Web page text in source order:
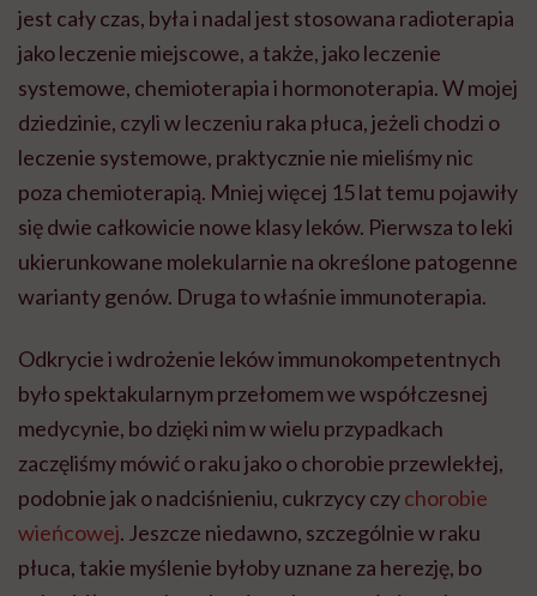
jest cały czas, była i nadal jest stosowana radioterapia
jako leczenie miejscowe, a także, jako leczenie
systemowe, chemioterapia i hormonoterapia. W mojej
dziedzinie, czyli w leczeniu raka płuca, jeżeli chodzi o
leczenie systemowe, praktycznie nie mieliśmy nic
poza chemioterapią. Mniej więcej 15 lat temu pojawiły
się dwie całkowicie nowe klasy leków. Pierwsza to leki
ukierunkowane molekularnie na określone patogenne
warianty genów. Druga to właśnie immunoterapia.
Odkrycie i wdrożenie leków immunokompetentnych
było spektakularnym przełomem we współczesnej
medycynie, bo dzięki nim w wielu przypadkach
zaczęliśmy mówić o raku jako o chorobie przewlekłej,
podobnie jak o nadciśnieniu, cukrzycy czychorobie
wieńcowej. Jeszcze niedawno, szczególnie w raku
płuca, takie myślenie byłoby uznane za herezję, bo